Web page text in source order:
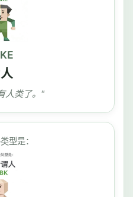
人类了。"
型是：